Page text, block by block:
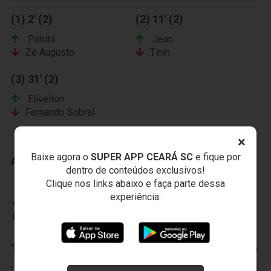
×
Baixe agora o SUPER APP CEARÁ SCe fique por
dentro de conteúdos exclusivos!
Clique nos links abaixo e faça parte dessa
experiência:
(1) 2' (2)
Patuta
Zé Augusto
(2) 11' (2)
Jean
Tinin
(3) 31' (2)
Elivelton
Fernando Sobral
ADVERTÊNCIAS
Titulares:
3-Sandro
,
,5-Sandro Manoel,6-Tiago Costa